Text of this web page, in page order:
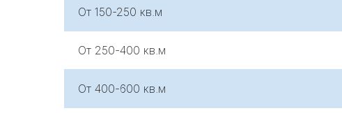
От 150-250 кв.м
От 250-400 кв.м
От 400-600 кв.м